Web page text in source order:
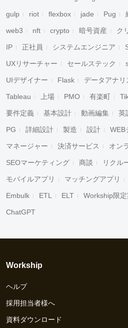
gulp riot flexbox jade Pug
web3 nft crypto 暗号資産 ク
IP 正社員 システムエンジニア
UXリサーチャー セールステック
UIデザイナー Flask データアナリ
Tableau 上場 PMO 有楽町
要件定義 基本設計 動画編集 英
PG 詳細設計 製造 設計 WEB
マネージャー 決済サービス オン
SEOマーケティング 商談 リクル
モバイルアプリ マッチングアプリ
Embulk ETL ELT Workship限
ChatGPT
Workship
ヘルプ
採用担当者様へ
資料ダウンロード